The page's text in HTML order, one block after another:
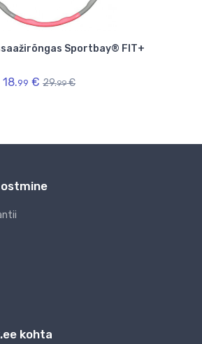
Sportbay® FIT+
18.99 € 29.99€
kohta